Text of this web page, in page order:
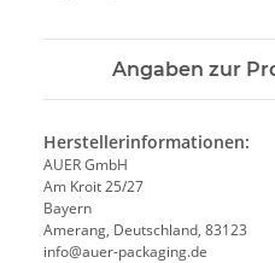
Angaben zur
Herstellerinformationen:
AUER GmbH
Am Kroit 25/27
Bayern
Amerang, Deutschland, 83123
info@auer-packaging.de